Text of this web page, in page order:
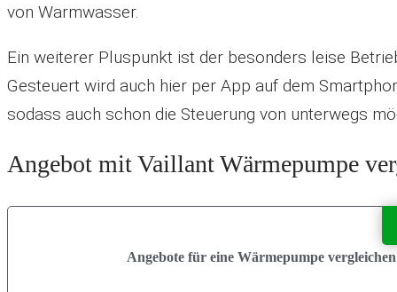
von Warmwasser.
Ein weiterer Pluspunkt ist der besonders leise
Gesteuert wird auch hier per App auf dem
sodass auch schon die Steuerung von unterwegs
Angebot mit Vaillant Wärmepumpe
Angebote für eine Wärmepumpe vergleichen